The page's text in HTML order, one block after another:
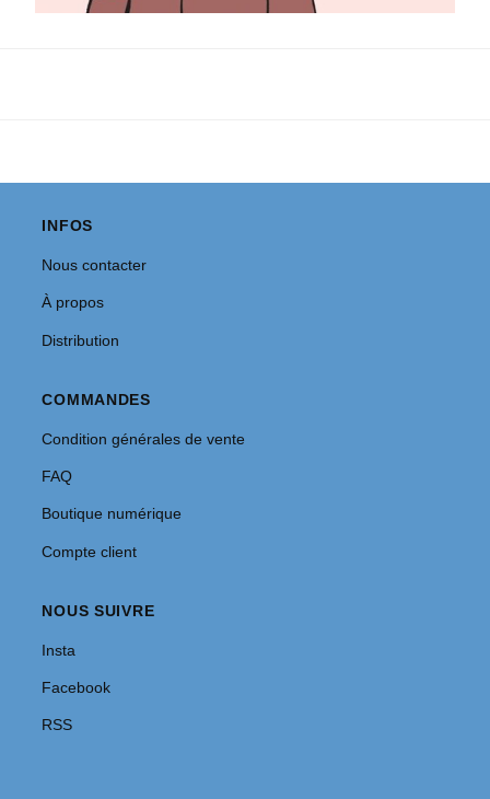
INFOS
Nous contacter
À propos
Distribution
COMMANDES
Condition générales de vente
FAQ
Boutique numérique
Compte client
NOUS SUIVRE
Insta
Facebook
RSS